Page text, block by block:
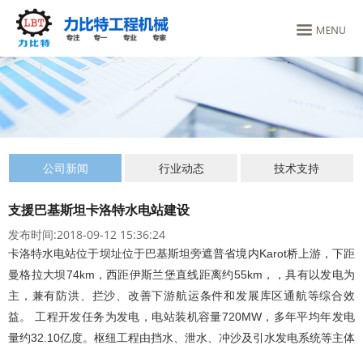
公司新闻 行业动态 技术支持
支援巴基斯坦卡洛特水电站建设
发布时间:2018-09-12 15:36:24
卡洛特水电站位于坝址位于巴基斯坦旁遮普省境内Karot桥上游，下距
曼格拉大坝74km，西距伊斯兰堡直线距离约55km，，具有以发电为
主，兼有防洪、拦沙、改善下游航运条件和发展库区通航等综合效
益。 工程开发任务为发电，电站装机容量720MW，多年平均年发电
量约32.10亿度。枢纽工程由挡水、泄水、冲沙及引水发电系统等主体